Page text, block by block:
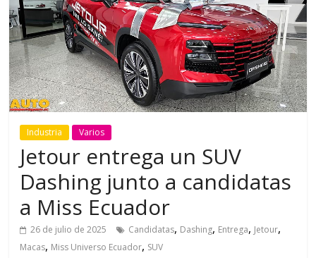
Industria Varios
Jetour entrega un SUV
Dashing junto a candidatas
a Miss Ecuador
26 de julio de 2025 Candidatas, Dashing, Entrega, Jetour,
Macas, Miss Universo Ecuador, SUV